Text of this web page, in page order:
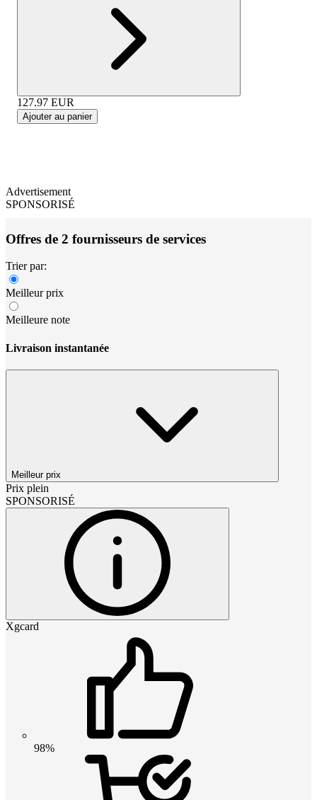
127.97 EUR
Ajouter au panier
Advertisement
SPONSORISÉ
Offres de 2 fournisseurs de services
Trier par:
Meilleur prix
Meilleure note
Livraison instantanée
Meilleur prix
Prix plein
SPONSORISÉ
Xgcard
98%